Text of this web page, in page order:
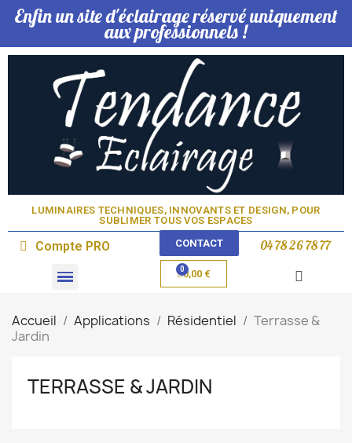
Enfin un site d'éclairage réservé uniquement
aux professionnels !
LUMINAIRES TECHNIQUES, INNOVANTS ET DESIGN, POUR
SUBLIMER TOUS VOS ESPACES​
Compte PRO CONTACT 04 78 26 78 77
0,00 €
Accueil Applications Résidentiel
Terrasse &
Jardin
TERRASSE & JARDIN